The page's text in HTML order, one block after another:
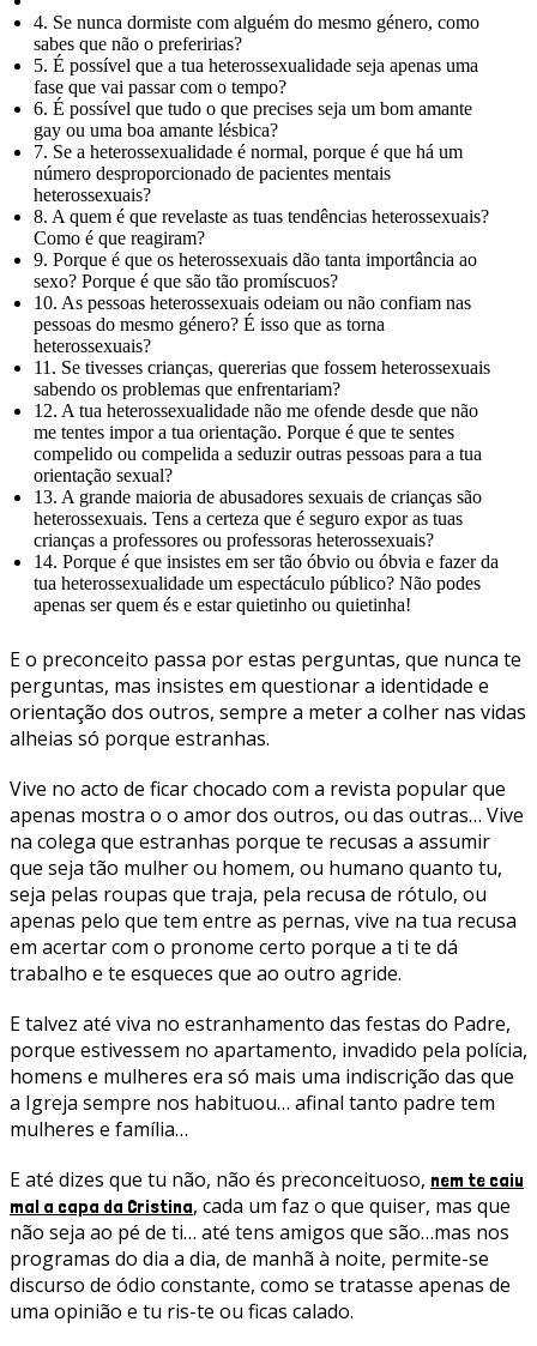
4. Se nunca dormiste com alguém do mesmo género, como
sabes que não o preferirias?
5. É possível que a tua heterossexualidade seja apenas uma
fase que vai passar com o tempo?
6. É possível que tudo o que precises seja um bom amante
gay ou uma boa amante lésbica?
7. Se a heterossexualidade é normal, porque é que há um
número desproporcionado de pacientes mentais
heterossexuais?
8. A quem é que revelaste as tuas tendências heterossexuais?
Como é que reagiram?
9. Porque é que os heterossexuais dão tanta importância ao
sexo? Porque é que são tão promíscuos?
10. As pessoas heterossexuais odeiam ou não confiam nas
pessoas do mesmo género? É isso que as torna
heterossexuais?
11. Se tivesses crianças, quererias que fossem heterossexuais
sabendo os problemas que enfrentariam?
12. A tua heterossexualidade não me ofende desde que não
me tentes impor a tua orientação. Porque é que te sentes
compelido ou compelida a seduzir outras pessoas para a tua
orientação sexual?
13. A grande maioria de abusadores sexuais de crianças são
heterossexuais. Tens a certeza que é seguro expor as tuas
crianças a professores ou professoras heterossexuais?
14. Porque é que insistes em ser tão óbvio ou óbvia e fazer da
tua heterossexualidade um espectáculo público? Não podes
apenas ser quem és e estar quietinho ou quietinha!
E o preconceito passa por estas perguntas, que nunca te
perguntas, mas insistes em questionar a identidade e
orientação dos outros, sempre a meter a colher nas vidas
alheias só porque estranhas.
Vive no acto de ficar chocado com a revista popular que
apenas mostra o o amor dos outros, ou das outras… Vive
na colega que estranhas porque te recusas a assumir
que seja tão mulher ou homem, ou humano quanto tu,
seja pelas roupas que traja, pela recusa de rótulo, ou
apenas pelo que tem entre as pernas, vive na tua recusa
em acertar com o pronome certo porque a ti te dá
trabalho e te esqueces que ao outro agride.
E talvez até viva no estranhamento das festas do Padre,
porque estivessem no apartamento, invadido pela polícia,
homens e mulheres era só mais uma indiscrição das que
a Igreja sempre nos habituou… afinal tanto padre tem
mulheres e família…
E até dizes que tu não, não és preconceituoso, nem te caiu
mal a capa da Cristina, cada um faz o que quiser, mas que
não seja ao pé de ti… até tens amigos que são…mas nos
programas do dia a dia, de manhã à noite, permite-se
discurso de ódio constante, como se tratasse apenas de
uma opinião e tu ris-te ou ficas calado.